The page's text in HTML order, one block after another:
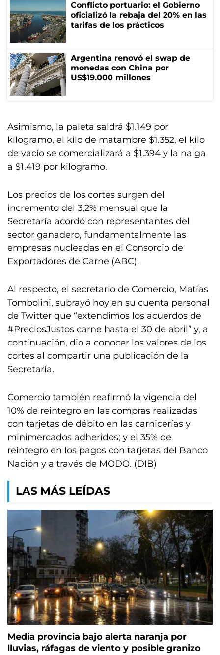
Conflicto portuario: el Gobierno
oficializó la rebaja del 20% en las
tarifas de los prácticos
Argentina renovó el swap de
monedas con China por
US$19.000 millones
Asimismo, la paleta saldrá $1.149 por
kilogramo, el kilo de matambre $1.352, el kilo
de vacío se comercializará a $1.394 y la nalga
a $1.419 por kilogramo.
Los precios de los cortes surgen del
incremento del 3,2% mensual que la
Secretaría acordó con representantes del
sector ganadero, fundamentalmente las
empresas nucleadas en el Consorcio de
Exportadores de Carne (ABC).
Al respecto, el secretario de Comercio, Matías
Tombolini, subrayó hoy en su cuenta personal
de Twitter que “extendimos los acuerdos de
#PreciosJustos carne hasta el 30 de abril” y, a
continuación, dio a conocer los valores de los
cortes al compartir una publicación de la
Secretaría.
Comercio también reafirmó la vigencia del
10% de reintegro en las compras realizadas
con tarjetas de débito en las carnicerías y
minimercados adheridos; y el 35% de
reintegro en los pagos con tarjetas del Banco
Nación y a través de MODO. (DIB)
LAS MÁS LEÍDAS
Media provincia bajo alerta naranja por
lluvias, ráfagas de viento y posible granizo